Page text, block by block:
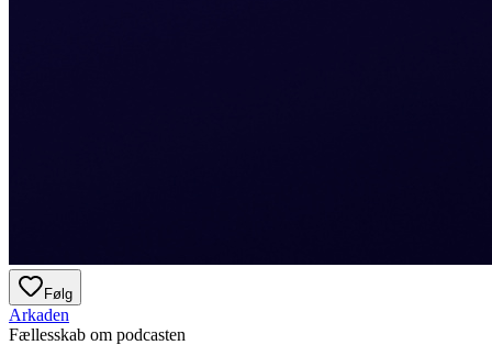
Følg
Arkaden
Fællesskab om podcasten